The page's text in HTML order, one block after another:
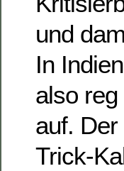
und
In
also
auf.
Trick-